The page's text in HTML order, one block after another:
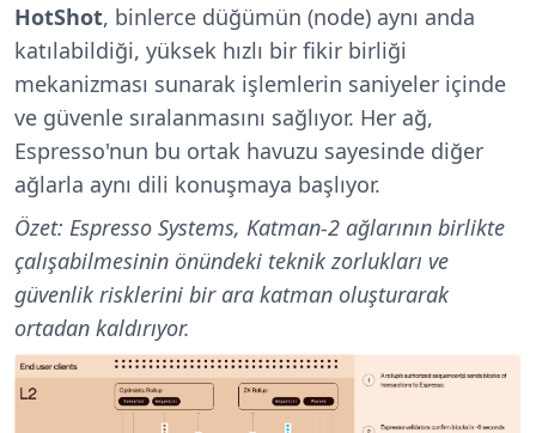
HotShot, binlerce düğümün (node) aynı anda
katılabildiği, yüksek hızlı bir fikir birliği
mekanizması sunarak işlemlerin saniyeler içinde
ve güvenle sıralanmasını sağlıyor. Her ağ,
Espresso'nun bu ortak havuzu sayesinde diğer
ağlarla aynı dili konuşmaya başlıyor.
Özet: Espresso Systems, Katman-2 ağlarının birlikte
çalışabilmesinin önündeki teknik zorlukları ve
güvenlik risklerini bir ara katman oluşturarak
ortadan kaldırıyor.